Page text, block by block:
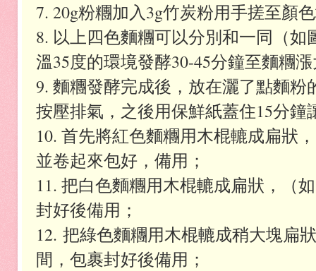
7. 20g粉糰加入3g竹炭粉用手搓至顏
8. 以上四色麵糰可以分別和一同（
溫35度的環境發酵30-45分鐘至麵糰
9. 麵糰發酵完成後，放在灑了點麵
按壓排氣，之後用保鮮紙蓋住15分鐘
10. 首先將紅色麵糰用木棍轆成扁狀
並卷起來包好，備用；
11. 把白色麵糰用木棍轆成扁狀，（
封好後備用；
12. 把綠色麵糰用木棍轆成稍大塊扁
間，包裹封好後備用；